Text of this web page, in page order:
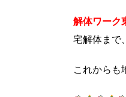
解体ワーク
宅解体まで
これからも